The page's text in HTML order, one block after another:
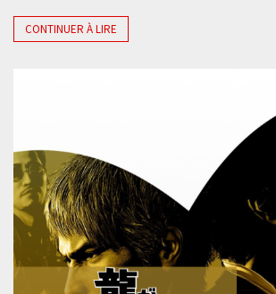
CONTINUER À LIRE